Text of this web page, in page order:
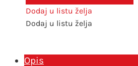
zelena
količina
Dodaj u listu želja
Dodaj u listu želja
Opis